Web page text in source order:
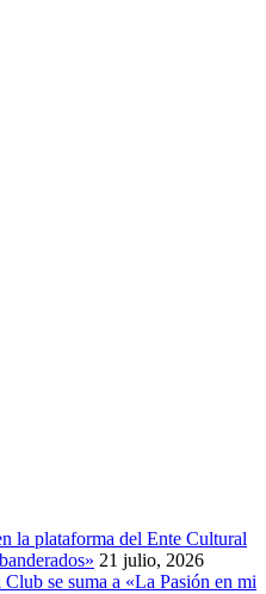
la plataforma del Ente Cultural
21 julio, 2026
se suma a «La Pasión en mi